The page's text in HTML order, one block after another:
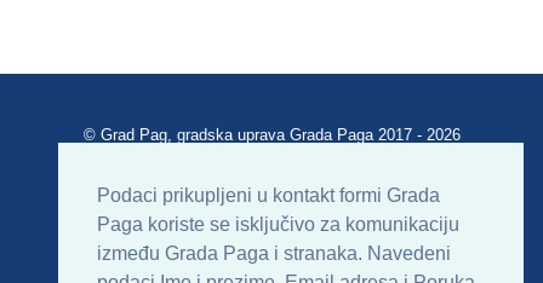
Podaci prikupljeni u kontakt formi Grada
Paga koriste se isključivo za komunikaciju
između Grada Paga i stranaka. Navedeni
© Grad Pag, gradska uprava Grada Paga 2017 - 2026
Uvjeti korištenja Impressum Kontakt